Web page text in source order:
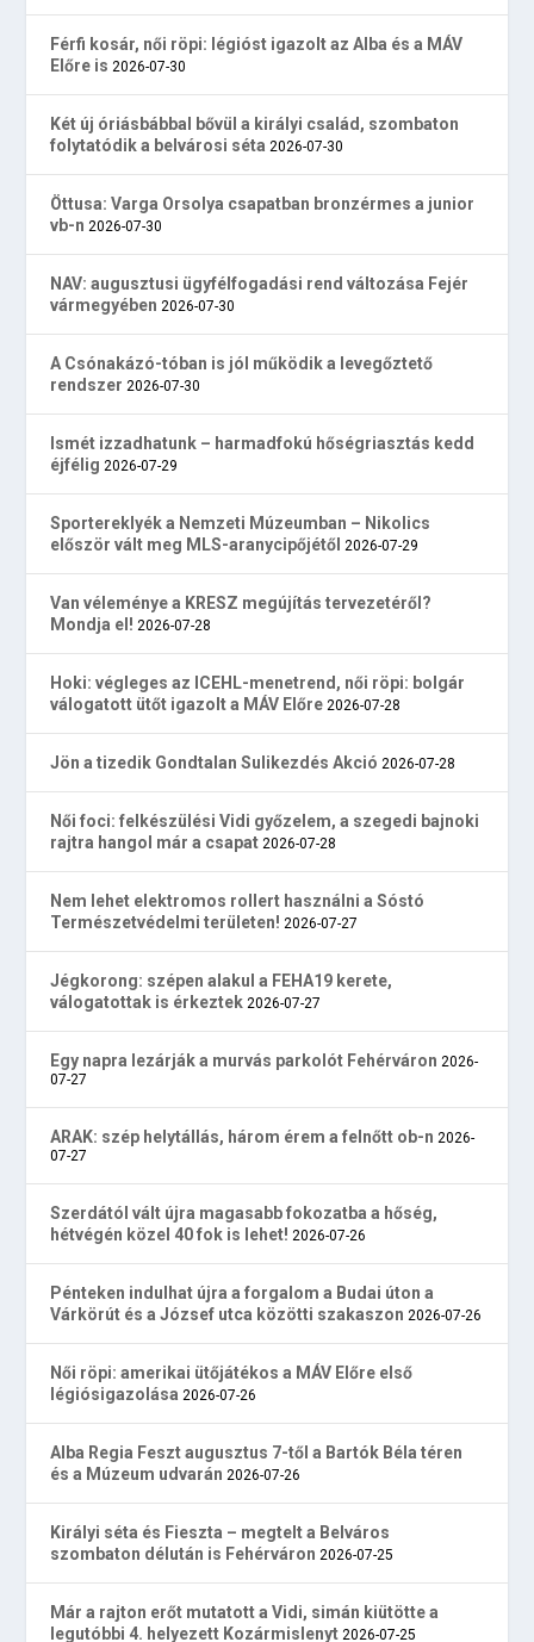
Férfi kosár, női röpi: légióst igazolt az Alba és a MÁV
Előre is 2026-07-30
Két új óriásbábbal bővül a királyi család, szombaton
folytatódik a belvárosi séta 2026-07-30
Öttusa: Varga Orsolya csapatban bronzérmes a junior
vb-n 2026-07-30
NAV: augusztusi ügyfélfogadási rend változása Fejér
vármegyében 2026-07-30
A Csónakázó-tóban is jól működik a levegőztető
rendszer 2026-07-30
Ismét izzadhatunk – harmadfokú hőségriasztás kedd
éjfélig 2026-07-29
Sportereklyék a Nemzeti Múzeumban – Nikolics
először vált meg MLS-aranycipőjétől 2026-07-29
Van véleménye a KRESZ megújítás tervezetéről?
Mondja el! 2026-07-28
Hoki: végleges az ICEHL-menetrend, női röpi: bolgár
válogatott ütőt igazolt a MÁV Előre 2026-07-28
Jön a tizedik Gondtalan Sulikezdés Akció 2026-07-28
Női foci: felkészülési Vidi győzelem, a szegedi bajnoki
rajtra hangol már a csapat 2026-07-28
Nem lehet elektromos rollert használni a Sóstó
Természetvédelmi területen! 2026-07-27
Jégkorong: szépen alakul a FEHA19 kerete,
válogatottak is érkeztek 2026-07-27
Egy napra lezárják a murvás parkolót Fehérváron 2026-
07-27
ARAK: szép helytállás, három érem a felnőtt ob-n 2026-
07-27
Szerdától vált újra magasabb fokozatba a hőség,
hétvégén közel 40 fok is lehet! 2026-07-26
Pénteken indulhat újra a forgalom a Budai úton a
Várkörút és a József utca közötti szakaszon 2026-07-26
Női röpi: amerikai ütőjátékos a MÁV Előre első
légiósigazolása 2026-07-26
Alba Regia Feszt augusztus 7-től a Bartók Béla téren
és a Múzeum udvarán 2026-07-26
Királyi séta és Fieszta – megtelt a Belváros
szombaton délután is Fehérváron 2026-07-25
Már a rajton erőt mutatott a Vidi, simán kiütötte a
legutóbbi 4. helyezett Kozármislenyt 2026-07-25